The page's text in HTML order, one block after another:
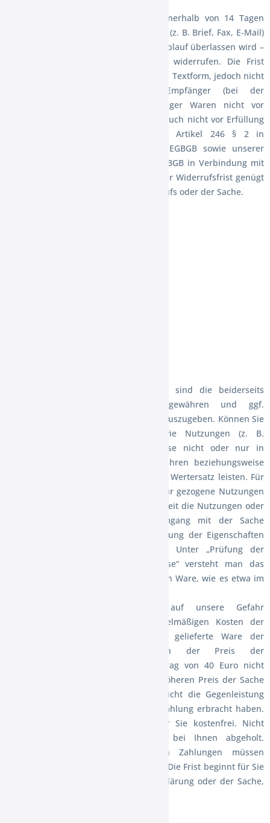
Sie können Ihre Vertragserklärung innerhalb von 14 Tagen
ohne Angabe von Gründen in Textform (z. B. Brief, Fax, E-Mail)
oder – wenn Ihnen die Sache vor Fristablauf überlassen wird –
auch durch Rücksendung der Sache widerrufen. Die Frist
beginnt nach Erhalt dieser Belehrung in Textform, jedoch nicht
vor Eingang der Ware beim Empfänger (bei der
wiederkehrenden Lieferung gleichartiger Waren nicht vor
Eingang der ersten Teillieferung) und auch nicht vor Erfüllung
unserer Informationspflichten gemäß Artikel 246 § 2 in
Verbindung mit § 1 Abs. 1 und 2 EGBGB sowie unserer
Pflichten gemäß § 312g Abs. 1 Satz 1 BGB in Verbindung mit
Artikel 246 § 3 EGBGB. Zur Wahrung der Widerrufsfrist genügt
die rechtzeitige Absendung des Widerrufs oder der Sache.
Im Falle eines wirksamen Widerrufs sind die beiderseits
empfangenen Leistungen zurückzugewähren und ggf.
gezogene Nutzungen (z. B. Zinsen) herauszugeben. Können Sie
uns die empfangene Leistung sowie Nutzungen (z. B.
Gebrauchsvorteile) nicht oder teilweise nicht oder nur in
verschlechtertem Zustand zurückgewähren beziehungsweise
herausgeben, müssen Sie uns insoweit Wertersatz leisten. Für
die Verschlechterung der Sache und für gezogene Nutzungen
müssen Sie Wertersatz nur leisten, soweit die Nutzungen oder
die Verschlechterung auf einen Umgang mit der Sache
zurückzuführen ist, der über die Prüfung der Eigenschaften
und der Funktionsweise hinausgeht. Unter „Prüfung der
Eigenschaften und der Funktionsweise“ versteht man das
Testen und Ausprobieren der jeweiligen Ware, wie es etwa im
Paketversandfähige Sachen sind auf unsere Gefahr
zurückzusenden. Sie haben die regelmäßigen Kosten der
Rücksendung zu tragen, wenn die gelieferte Ware der
bestellten entspricht und wenn der Preis der
zurückzusendenden Sache einen Betrag von 40 Euro nicht
übersteigt oder wenn Sie bei einem höheren Preis der Sache
zum Zeitpunkt des Widerrufs noch nicht die Gegenleistung
oder eine vertraglich vereinbarte Teilzahlung erbracht haben.
Anderenfalls ist die Rücksendung für Sie kostenfrei. Nicht
paketversandfähige Sachen werden bei Ihnen abgeholt.
Verpflichtungen zur Erstattung von Zahlungen müssen
innerhalb von 30 Tagen erfüllt werden. Die Frist beginnt für Sie
mit der Absendung Ihrer Widerrufserklärung oder der Sache,